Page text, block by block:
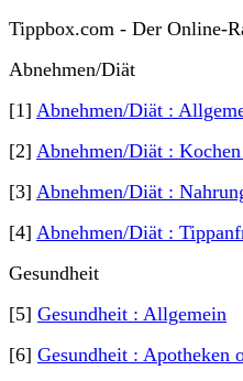
Tippbox.com - Der Online-
Abnehmen/Diät
[1] Abnehmen/Diät :
[2] Abnehmen/Diät :
[3] Abnehmen/Diät :
[4] Abnehmen/Diät :
Gesundheit
[5] Gesundheit : Allgemein
[6] Gesundheit : Apotheken